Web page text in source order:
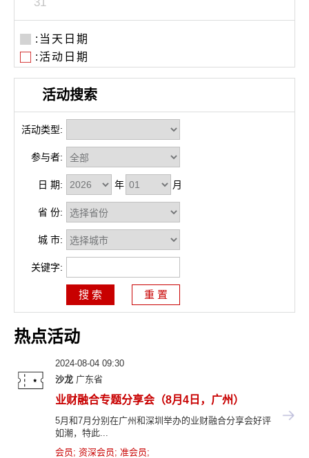
:当天日期
:活动日期
活动搜索
活动类型:
参与者:
日 期: 年 月
省 份:
城 市:
关键字:
热点活动
2024-08-04 09:30
沙龙 广东省
业财融合专题分享会（8月4日，广州）
5月和7月分别在广州和深圳举办的业财融合分享会好评
如潮，特此...
会员; 资深会员; 准会员;